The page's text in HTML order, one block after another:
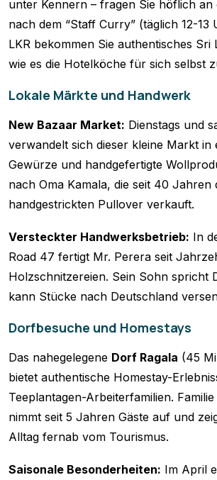
unter Kennern – fragen Sie höflich an
nach dem “Staff Curry” (täglich 12-13
LKR bekommen Sie authentisches Sri
wie es die Hotelköche für sich selbst
Lokale Märkte und Handwerk
New Bazaar Market: Dienstags und
verwandelt sich dieser kleine Markt in
Gewürze und handgefertigte
nach Oma Kamala, die seit 40 Jahren
handgestrickten Pullover verkauft.
Versteckter Handwerksbetrieb: In
Road 47 fertigt Mr. Perera seit
Holzschnitzereien. Sein Sohn spricht
kann Stücke nach Deutschland
Dorfbesuche und Homestays
Das nahegelegene Dorf Ragala (45
bietet authentische Homestay-
Teeplantagen-Arbeiterfamilien.
nimmt seit 5 Jahren Gäste auf und
Alltag fernab vom Tourismus.
Saisonale Besonderheiten: Im April